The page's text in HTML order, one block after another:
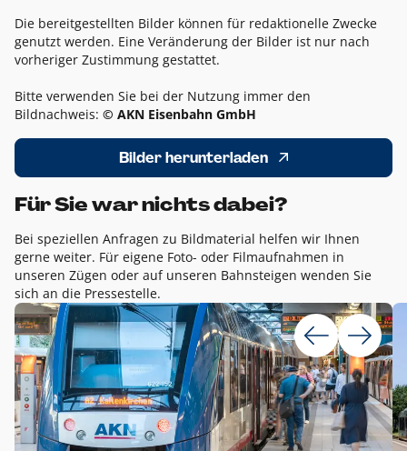
Die bereitgestellten Bilder können für redaktionelle Zwecke
genutzt werden. Eine Veränderung der Bilder ist nur nach
vorheriger Zustimmung gestattet.
Bitte verwenden Sie bei der Nutzung immer den
Bildnachweis: © AKN Eisenbahn GmbH
Bilder herunterladen
Für Sie war nichts dabei?
Bei speziellen Anfragen zu Bildmaterial helfen wir Ihnen
gerne weiter. Für eigene Foto- oder Filmaufnahmen in
unseren Zügen oder auf unseren Bahnsteigen wenden Sie
sich an die Pressestelle.